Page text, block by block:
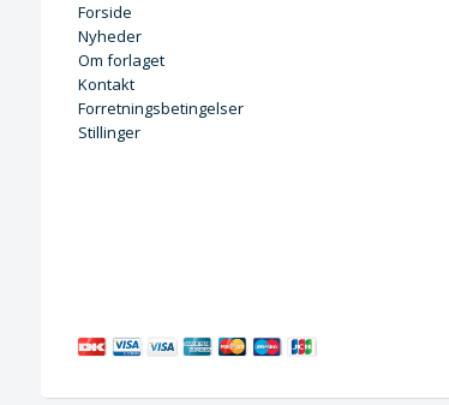
Forside
Nyheder
Om forlaget
Kontakt
Forretningsbetingelser
Stillinger